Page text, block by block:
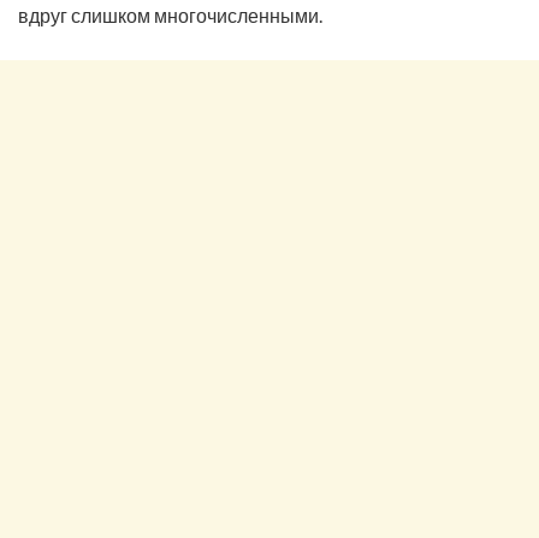
вдруг слишком многочисленными.